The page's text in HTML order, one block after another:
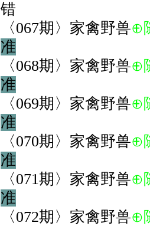
错
〈067期〉家禽野兽⊕
准
〈068期〉家禽野兽⊕
准
〈069期〉家禽野兽⊕
准
〈070期〉家禽野兽⊕
准
〈071期〉家禽野兽⊕
准
〈072期〉家禽野兽⊕